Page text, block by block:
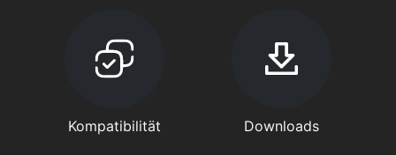
Kompatibilität Downloads